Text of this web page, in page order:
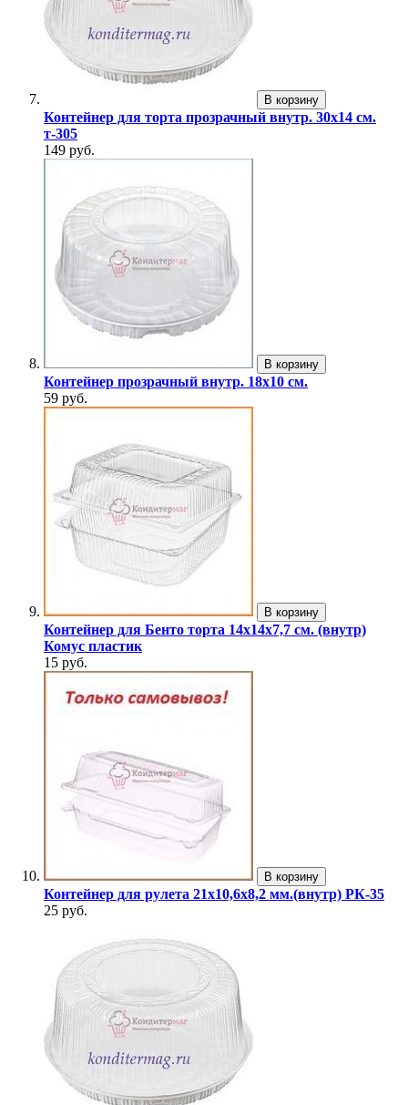
В корзину
Контейнер для торта прозрачный внутр. 30х14 см.
т-305
149 руб.
В корзину
Контейнер прозрачный внутр. 18х10 см.
59 руб.
В корзину
Контейнер для Бенто торта 14х14х7,7 см. (внутр)
Комус пластик
15 руб.
В корзину
Контейнер для рулета 21х10,6х8,2 мм.(внутр) РК-35
25 руб.